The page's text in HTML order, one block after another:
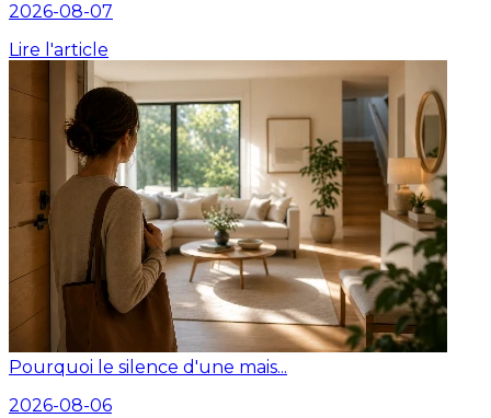
2026-08-07
Lire l'article
Pourquoi le silence d'une mais...
2026-08-06